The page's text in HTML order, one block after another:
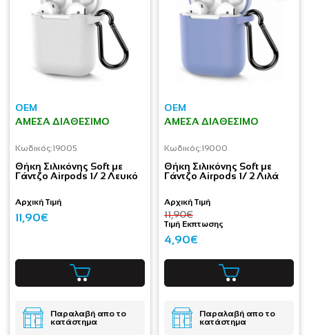
OEM
ΆΜΕΣΑ ΔΙΑΘΈΣΙΜΟ
Κωδικός:19005
Θήκη Σιλικόνης Soft με
Γάντζο Airpods 1/ 2 Λευκό
Αρχική Τιμή
11,90€
Παραλαβή απο το
κατάστημα
OEM
ΆΜΕΣΑ ΔΙΑΘΈΣΙΜΟ
Κωδικός:19000
Θήκη Σιλικόνης Soft με
Γάντζο Airpods 1/ 2 Λιλά
Αρχική Τιμή
11,90€
Τιμή Εκπτωσης
4,90€
Παραλαβή απο το
κατάστημα